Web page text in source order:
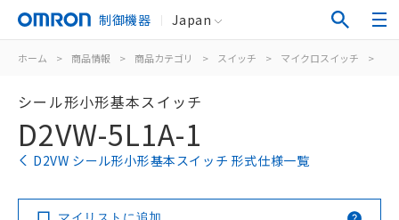
制御機器 Japan
ホーム > 商品情報 > 商品カテゴリ > スイッチ > マイクロスイッチ >
シール形小形基本スイッチ
D2VW-5L1A-1
D2VW シール形小形基本スイッチ 形式仕様一覧